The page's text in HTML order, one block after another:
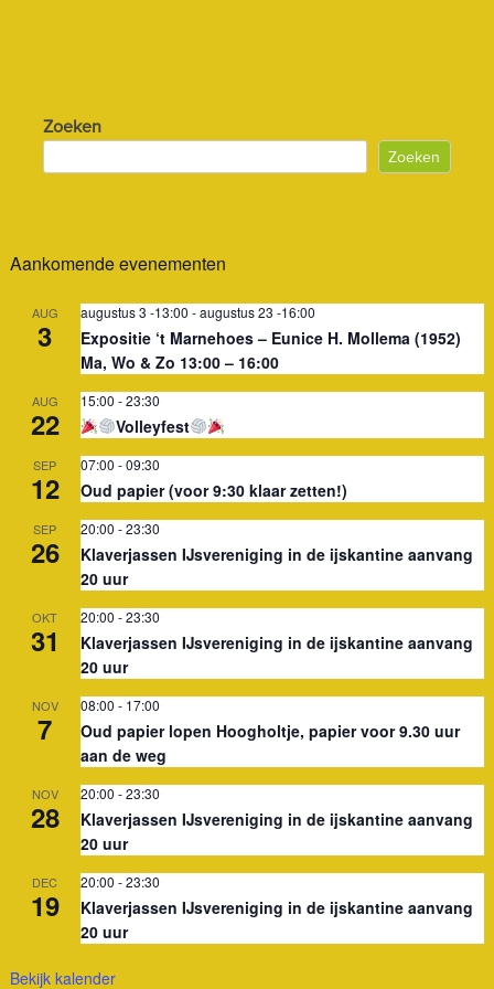
Zoeken
Zoeken
Aankomende evenementen
AUG
3
augustus 3 -13:00 -augustus 23 -16:00
Expositie ‘t Marnehoes – Eunice H. Mollema (1952)
Ma, Wo & Zo 13:00 – 16:00
AUG
22
15:00 -23:30
Volleyfest
SEP
12
07:00 -09:30
Oud papier (voor 9:30 klaar zetten!)
SEP
26
20:00 -23:30
Klaverjassen IJsvereniging in de ijskantine aanvang
20 uur
OKT
31
20:00 -23:30
Klaverjassen IJsvereniging in de ijskantine aanvang
20 uur
NOV
7
08:00 - 17:00
Oud papier lopen Hoogholtje, papier voor 9.30 uur
aan de weg
NOV
28
20:00 -23:30
Klaverjassen IJsvereniging in de ijskantine aanvang
20 uur
DEC
19
20:00 -23:30
Klaverjassen IJsvereniging in de ijskantine aanvang
20 uur
Bekijk kalender